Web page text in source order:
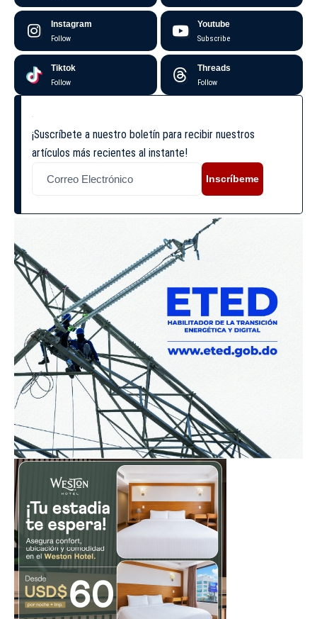
Instagram
Follow
Youtube
Subscribe
Tiktok
Follow
Threads
Follow
¡Suscríbete a nuestro boletín para recibir nuestros
artículos más recientes al instante!
Inscríbeme